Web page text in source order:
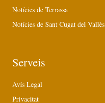
Notícies de Terrassa
Notícies de Sant Cugat del Vallès
Serveis
Avís Legal
Privacitat